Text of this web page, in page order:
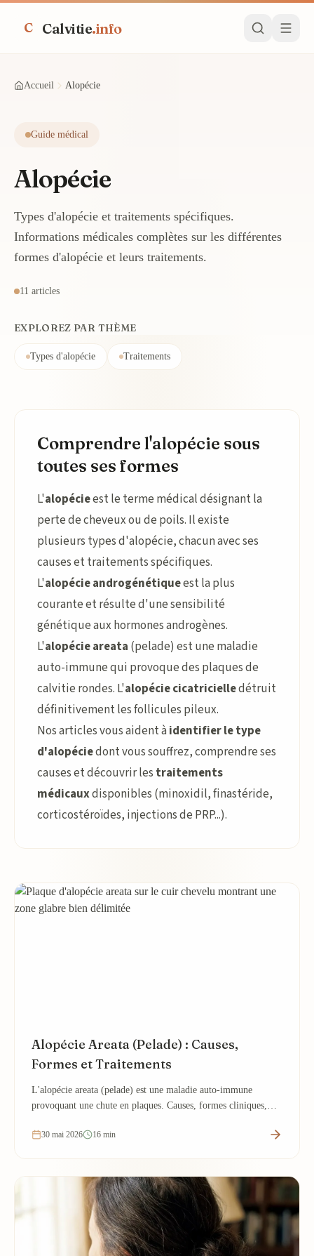
C Calvitie.info
Accueil Alopécie
Guide médical
Alopécie
Types d'alopécie et traitements spécifiques.
Informations médicales complètes sur les différentes
formes d'alopécie et leurs traitements.
11 articles
EXPLOREZ PAR THÈME
Types d'alopécie Traitements
Comprendre l'alopécie sous
toutes ses formes
L'alopécieest le terme médical désignant la
perte de cheveux ou de poils. Il existe
plusieurs types d'alopécie, chacun avec ses
causes et traitements spécifiques.
L'alopécie androgénétiqueest la plus
courante et résulte d'une sensibilité
génétique aux hormones androgènes.
L'alopécie areata (pelade) est une maladie
auto-immune qui provoque des plaques de
calvitie rondes. L'alopécie cicatricielledétruit
définitivement les follicules pileux.
Nos articles vous aident à identifier le type
d'alopéciedont vous souffrez, comprendre ses
causes et découvrir les traitements
médicauxdisponibles (minoxidil, finastéride,
corticostéroïdes, injections de PRP...).
Alopécie Areata (Pelade) : Causes,
Formes et Traitements
L'alopécie areata (pelade) est une maladie auto-immune
provoquant une chute en plaques. Causes, formes cliniques,
30 mai 2026 16 min